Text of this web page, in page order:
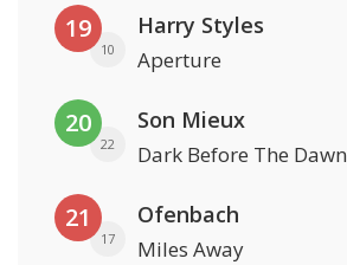
19
10
Harry Styles
Aperture
20
22
Son Mieux
Dark Before The Dawn
21
17
Ofenbach
Miles Away